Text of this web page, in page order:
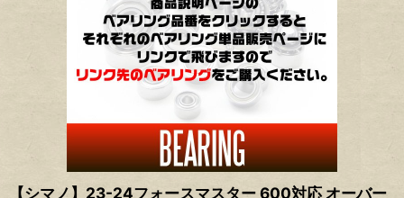
【シマノ】23-24フォースマスター 600対応 オーバー